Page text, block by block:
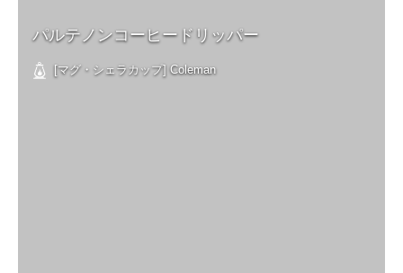
パルテノンコーヒードリッパー
[マグ・シェラカップ] Coleman